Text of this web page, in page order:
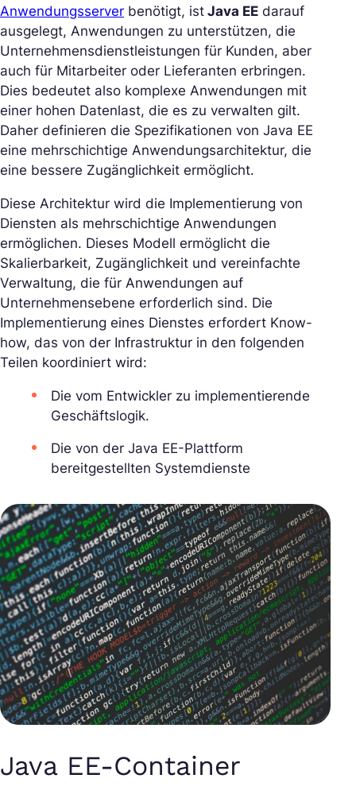
Anwendungsserver benötigt, ist Java EE darauf
ausgelegt, Anwendungen zu unterstützen, die
Unternehmensdienstleistungen für Kunden, aber
auch für Mitarbeiter oder Lieferanten erbringen.
Dies bedeutet also komplexe Anwendungen mit
einer hohen Datenlast, die es zu verwalten gilt.
Daher definieren die Spezifikationen von Java EE
eine mehrschichtige Anwendungsarchitektur, die
eine bessere Zugänglichkeit ermöglicht.
Diese Architektur wird die Implementierung von
Diensten als mehrschichtige Anwendungen
ermöglichen. Dieses Modell ermöglicht die
Skalierbarkeit, Zugänglichkeit und vereinfachte
Verwaltung, die für Anwendungen auf
Unternehmensebene erforderlich sind. Die
Implementierung eines Dienstes erfordert Know-
how, das von der Infrastruktur in den folgenden
Teilen koordiniert wird:
Die vom Entwickler zu implementierende
Geschäftslogik.
Die von der Java EE-Plattform
bereitgestellten Systemdienste
Java EE-Container